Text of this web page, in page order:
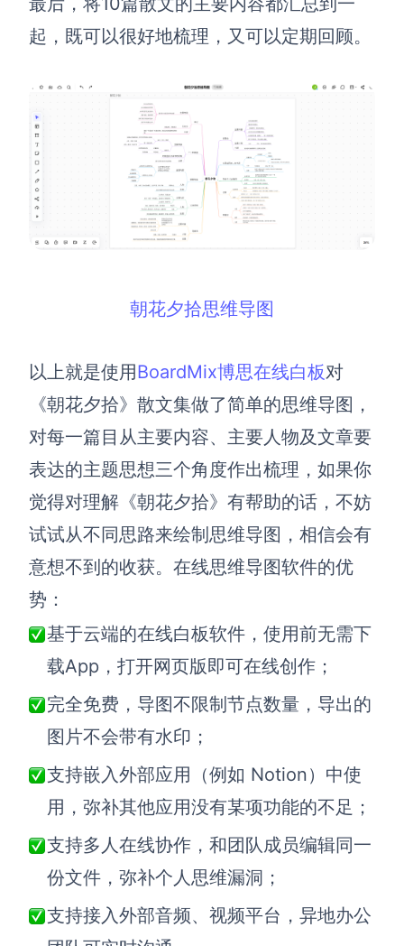
起，既可以很好地梳理，又可以定期回顾。
朝花夕拾思维导图
以上就是使用BoardMix博思在线白板对
《朝花夕拾》散文集做了简单的思维导图，
对每一篇目从主要内容、主要人物及文章要
表达的主题思想三个角度作出梳理，如果你
觉得对理解《朝花夕拾》有帮助的话，不妨
试试从不同思路来绘制思维导图，相信会有
意想不到的收获。在线思维导图软件的优
势：
基于云端的在线白板软件，使用前无需下
载App，打开网页版即可在线创作；
完全免费，导图不限制节点数量，导出的
图片不会带有水印；
支持嵌入外部应用（例如 Notion）中使
用，弥补其他应用没有某项功能的不足；
支持多人在线协作，和团队成员编辑同一
份文件，弥补个人思维漏洞；
支持接入外部音频、视频平台，异地办公